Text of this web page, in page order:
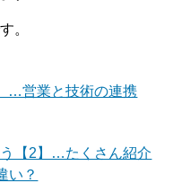
。
…営業と技術の連携
【2】…たくさん紹介
い？